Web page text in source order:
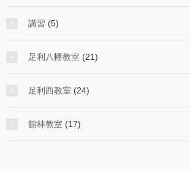
講習 (5)
足利八幡教室 (21)
足利西教室 (24)
館林教室 (17)